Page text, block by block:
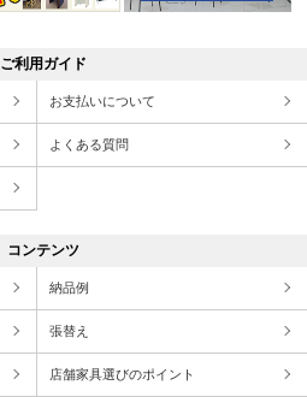
ご利用ガイド
お支払いについて
よくある質問
コンテンツ
納品例
張替え
店舗家具選びのポイント